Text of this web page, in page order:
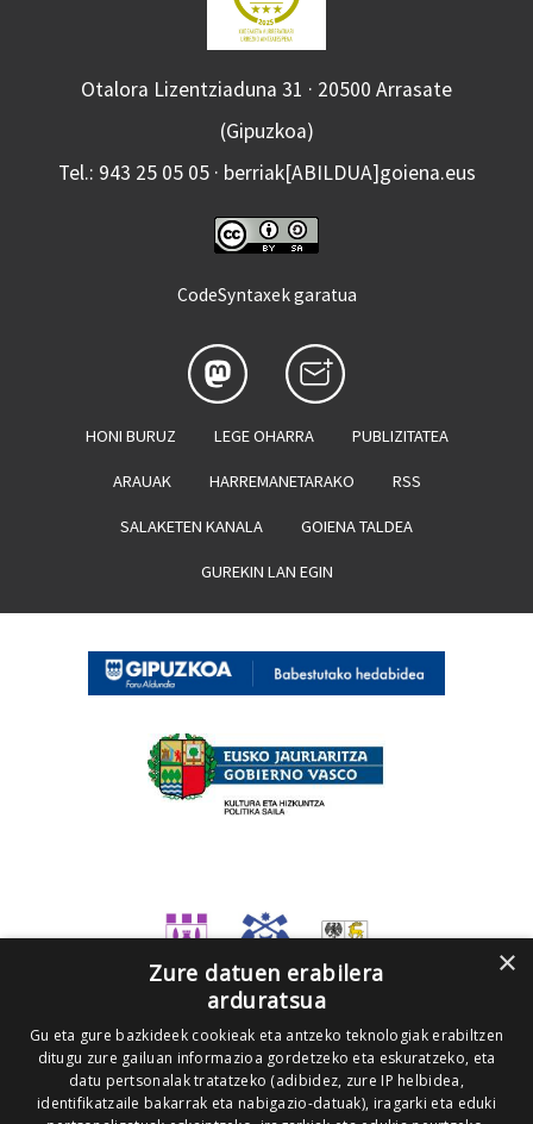
Otalora Lizentziaduna 31 · 20500 Arrasate
(Gipuzkoa)
Tel.: 943 25 05 05 · berriak[ABILDUA]goiena.eus
CodeSyntaxek garatua
HONI BURUZ LEGE OHARRA PUBLIZITATEA
ARAUAK HARREMANETARAKO RSS
SALAKETEN KANALA GOIENA TALDEA
GUREKIN LAN EGIN
×
Zure datuen erabilera
arduratsua
Gu eta gure bazkideek cookieak eta antzeko teknologiak erabiltzen
ditugu zure gailuan informazioa gordetzeko eta eskuratzeko, eta
datu pertsonalak tratatzeko (adibidez, zure IP helbidea,
identifikatzaile bakarrak eta nabigazio-datuak), iragarki eta eduki